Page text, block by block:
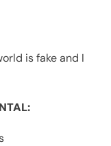
is fake and I